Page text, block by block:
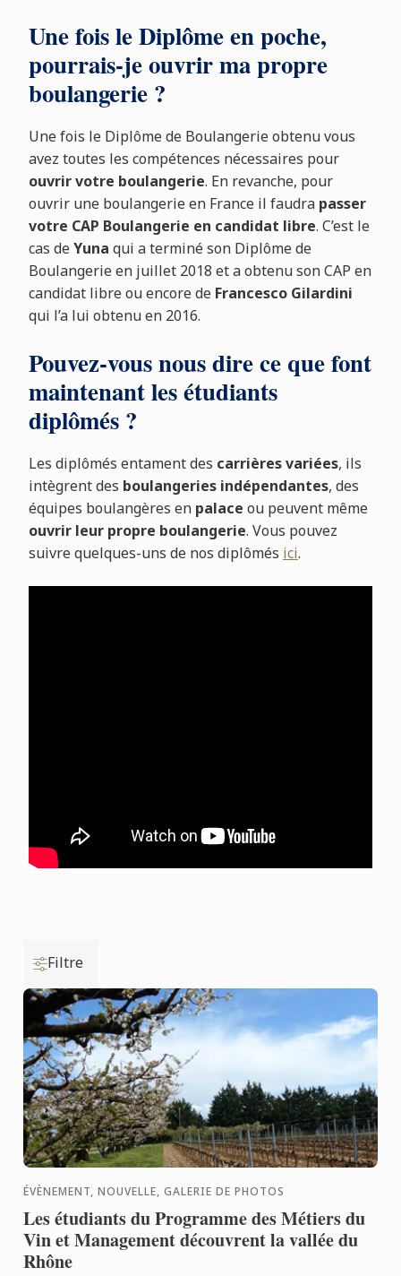
Une fois le Diplôme en poche,
pourrais-je ouvrir ma propre
boulangerie ?
Une fois le Diplôme de Boulangerie obtenu vous
avez toutes les compétences nécessaires pour
ouvrir votre boulangerie. En revanche, pour
ouvrir une boulangerie en France il faudra passer
votre CAP Boulangerie en candidat libre. C’est le
cas deYuna qui a terminé son Diplôme de
Boulangerie en juillet 2018 et a obtenu son CAP en
candidat libre ou encore de Francesco Gilardini
qui l’a lui obtenu en 2016.
Pouvez-vous nous dire ce que font
maintenant les étudiants
diplômés ?
Les diplômés entament des carrières variées, ils
intègrent des boulangeries indépendantes, des
équipes boulangères en palace ou peuvent même
ouvrir leur propre boulangerie. Vous pouvez
suivre quelques-uns de nos diplômés ici.
Filtre
ÉVÈNEMENT, NOUVELLE, GALERIE DE PHOTOS
Les étudiants du Programme des Métiers du
Vin et Management découvrent la vallée du
Rhône